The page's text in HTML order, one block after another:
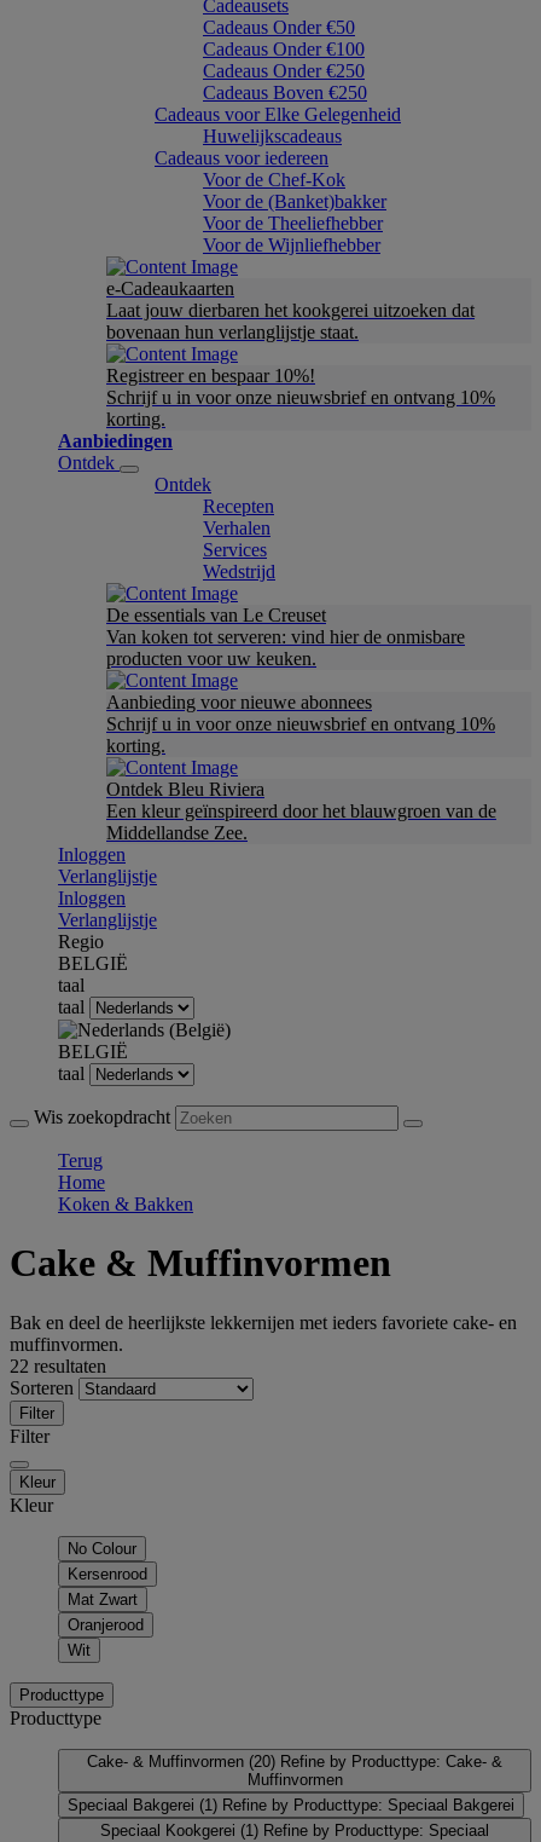
Cadeausets
Cadeaus Onder €50
Cadeaus Onder €100
Cadeaus Onder €250
Cadeaus Boven €250
Cadeaus voor Elke Gelegenheid
Huwelijkscadeaus
Cadeaus voor iedereen
Voor de Chef-Kok
Voor de (Banket)bakker
Voor de Theeliefhebber
Voor de Wijnliefhebber
e-Cadeaukaarten
Laat jouw dierbaren het kookgerei uitzoeken dat
bovenaan hun verlanglijstje staat.
Registreer en bespaar 10%!
Schrijf u in voor onze nieuwsbrief en ontvang 10%
korting.
Aanbiedingen
Ontdek
Ontdek
Recepten
Verhalen
Services
Wedstrijd
De essentials van Le Creuset
Van koken tot serveren: vind hier de onmisbare
producten voor uw keuken.
Aanbieding voor nieuwe abonnees
Schrijf u in voor onze nieuwsbrief en ontvang 10%
korting.
Ontdek Bleu Riviera
Een kleur geïnspireerd door het blauwgroen van de
Middellandse Zee.
Inloggen
Verlanglijstje
Inloggen
Verlanglijstje
Regio
BELGIË
taal
taal
BELGIË
taal
Wis zoekopdracht
Terug
Home
Koken & Bakken
Cake & Muffinvormen
Bak en deel de heerlijkste lekkernijen met ieders favoriete cake- en
muffinvormen.
22 resultaten
Sorteren
Filter
Filter
Kleur
Kleur
No Colour
Kersenrood
Mat Zwart
Oranjerood
Wit
Producttype
Producttype
Cake- & Muffinvormen (20) Refine by Producttype: Cake- &
Muffinvormen
Speciaal Bakgerei (1) Refine by Producttype: Speciaal Bakgerei
Speciaal Kookgerei (1) Refine by Producttype: Speciaal